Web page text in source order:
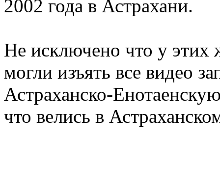
2002 года в Астрахани.
Не исключено что у этих
могли изъять все видео
Астраханско-
что велись в